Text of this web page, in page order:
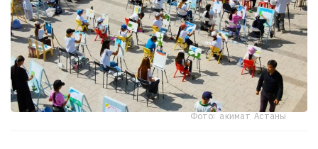
Фото: акимат Астаны